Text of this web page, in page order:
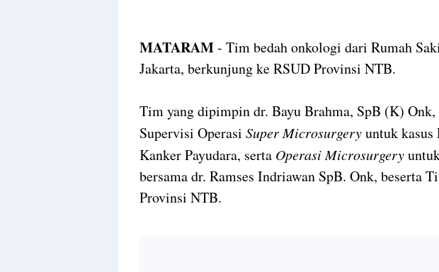
MATARAM- Tim bedah onkologi dari Rumah
Jakarta, berkunjung ke RSUD Provinsi NTB.
Tim yang dipimpin dr. Bayu Brahma, SpB (K)
Supervisi Operasi Super Microsurgeryuntuk
Kanker Payudara, serta Operasi Microsurgery
bersama dr. Ramses Indriawan SpB. Onk, beserta
Provinsi NTB.